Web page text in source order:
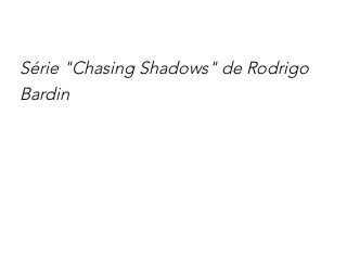
Série "Chasing Shadows" de Rodrigo
Bardin